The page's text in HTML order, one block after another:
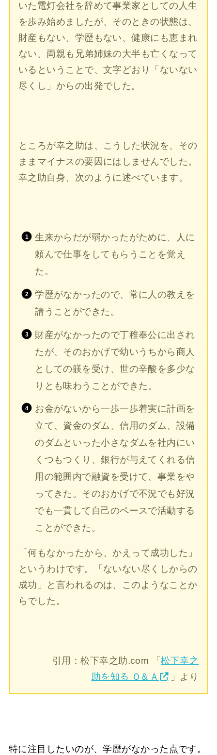
いた電灯会社を辞めて事業家としての人生
を歩み始めましたが、そのときの状態は、
財産もない、学歴もない、健康にも恵まれ
ない、両親も兄弟姉妹の大半も亡くなって
いるということで、文字どおり「ないない
尽くし」からの出発でした。
ところが幸之助は、こうした状況を、その
ままマイナスの要因にはしませんでした。
幸之助自身、次のように述べています。
生来からだが弱かったがために、人に
頼んで仕事をしてもらうことを覚え
た。
学歴がなかったので、常に人の教えを
請うことができた。
財産がなかったので丁稚奉公に出され
たが、そのおかげで幼いうちから商人
としての躾を受け、世の辛酸を多少な
りとも味わうことができた。
お金がないから一歩一歩着実に計画を
立て、資金のダム、信用のダム、設備
のダムといった小さなダムを社内にい
くつもつくり、銀行が与えてくれる信
用の範囲内で融資を受けて、事業をや
ってきた。そのおかげで不況でも好況
でも一貫して自己のペースで活動する
ことができた。
「何もなかったから、かえって成功した」
というわけです。「ないない尽くしからの
成功」と言われるのは、このようなことか
らでした。
引用：松下幸之助.com 「松下幸之
助を知る Ｑ＆Ａ
」より
特に注目したいのが、学歴がなかった点です。